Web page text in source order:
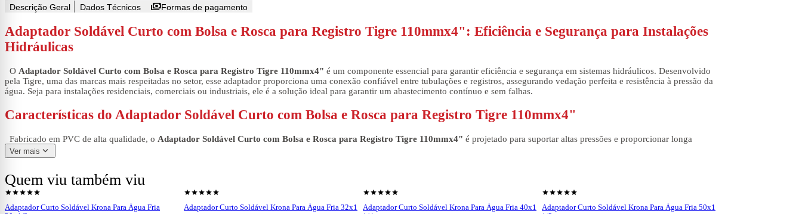
Descrição Geral Dados Técnicos paymentsFormas de pagamento
Adaptador Soldável Curto com Bolsa e Rosca para Registro Tigre 110mmx4": Eficiência e Segurança para Instalações
Hidráulicas
O Adaptador Soldável Curto com Bolsa e Rosca para Registro Tigre 110mmx4" é um componente essencial para garantir eficiência e segurança em sistemas hidráulicos. Desenvolvido
pela Tigre, uma das marcas mais respeitadas no setor, esse adaptador proporciona uma conexão confiável entre tubulações e registros, assegurando vedação perfeita e resistência à pressão da
água. Seja para instalações residenciais, comerciais ou industriais, ele é a solução ideal para garantir um abastecimento contínuo e sem falhas.
Características do Adaptador Soldável Curto com Bolsa e Rosca para Registro Tigre 110mmx4"
Fabricado em PVC de alta qualidade, o Adaptador Soldável Curto com Bolsa e Rosca para Registro Tigre 110mmx4" é projetado para suportar altas pressões e proporcionar longa
durabilidade. Seu design curto facilita a instalação em espaços reduzidos, permitindo encaixes precisos e minimizando desperdícios de material. A bolsa soldável garante uma conexão segura
com as tubulações, enquanto a rosca robusta possibilita a fixação eficiente dos registros, assegurando máxima vedação e eliminando riscos de vazamentos.
Com um diâmetro de 110mm e saída de 4 polegadas, esse adaptador é ideal para redes de distribuição de água e sistemas de escoamento. Sua estrutura resistente permite o uso tanto em
ambientes internos quanto externos, garantindo desempenho consistente mesmo sob variações de temperatura e exposição a agentes químicos. A qualidade do PVC utilizado em sua fabricação
Ver mais expand_more
Quem viu também viu
shopping_cartVer produto
starstarstarstarstar
Adaptador Curto Soldável Krona Para Água Fria
starstarstarstarstar
Adaptador Curto Soldável Krona Para Água Fria 32x1
starstarstarstarstar
Adaptador Curto Soldável Krona Para Água Fria 40x1
starstarstarstarstar
Adaptador Curto Soldável Krona Para Água Fria 50x1